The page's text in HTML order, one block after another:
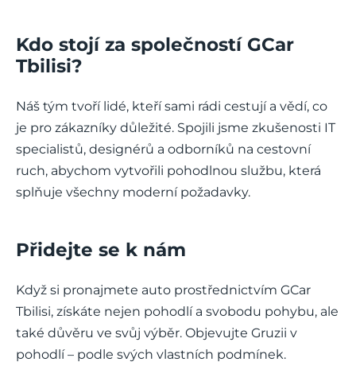
Kdo stojí za společností GCar
Tbilisi?
Náš tým tvoří lidé, kteří sami rádi cestují a vědí, co
je pro zákazníky důležité. Spojili jsme zkušenosti IT
specialistů, designérů a odborníků na cestovní
ruch, abychom vytvořili pohodlnou službu, která
splňuje všechny moderní požadavky.
Přidejte se k nám
Když si pronajmete auto prostřednictvím GCar
Tbilisi, získáte nejen pohodlí a svobodu pohybu, ale
také důvěru ve svůj výběr. Objevujte Gruzii v
pohodlí – podle svých vlastních podmínek.